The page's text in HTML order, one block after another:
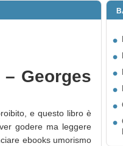
Georges
e questo libro è
godere ma leggere
ebooks umorismo